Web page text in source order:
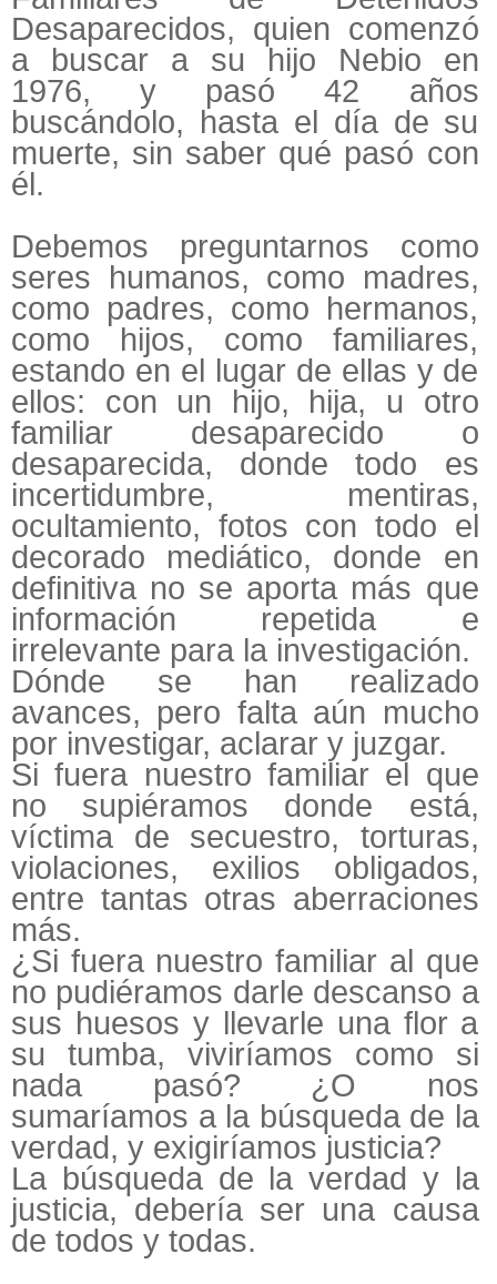
Desaparecidos, quien comenzó
a buscar a su hijo Nebio en
1976, y pasó 42 años
buscándolo, hasta el día de su
muerte, sin saber qué pasó con
él.
Debemos preguntarnos como
seres humanos, como madres,
como padres, como hermanos,
como hijos, como familiares,
estando en el lugar de ellas y de
ellos: con un hijo, hija, u otro
familiar desaparecido o
desaparecida, donde todo es
incertidumbre, mentiras,
ocultamiento, fotos con todo el
decorado mediático, donde en
definitiva no se aporta más que
información repetida e
irrelevante para la investigación.
Dónde se han realizado
avances, pero falta aún mucho
por investigar, aclarar y juzgar.
Si fuera nuestro familiar el que
no supiéramos donde está,
víctima de secuestro, torturas,
violaciones, exilios obligados,
entre tantas otras aberraciones
más.
¿Si fuera nuestro familiar al que
no pudiéramos darle descanso a
sus huesos y llevarle una flor a
su tumba, viviríamos como si
nada pasó? ¿O nos
sumaríamos a la búsqueda de la
verdad, y exigiríamos justicia?
La búsqueda de la verdad y la
justicia, debería ser una causa
de todos y todas.